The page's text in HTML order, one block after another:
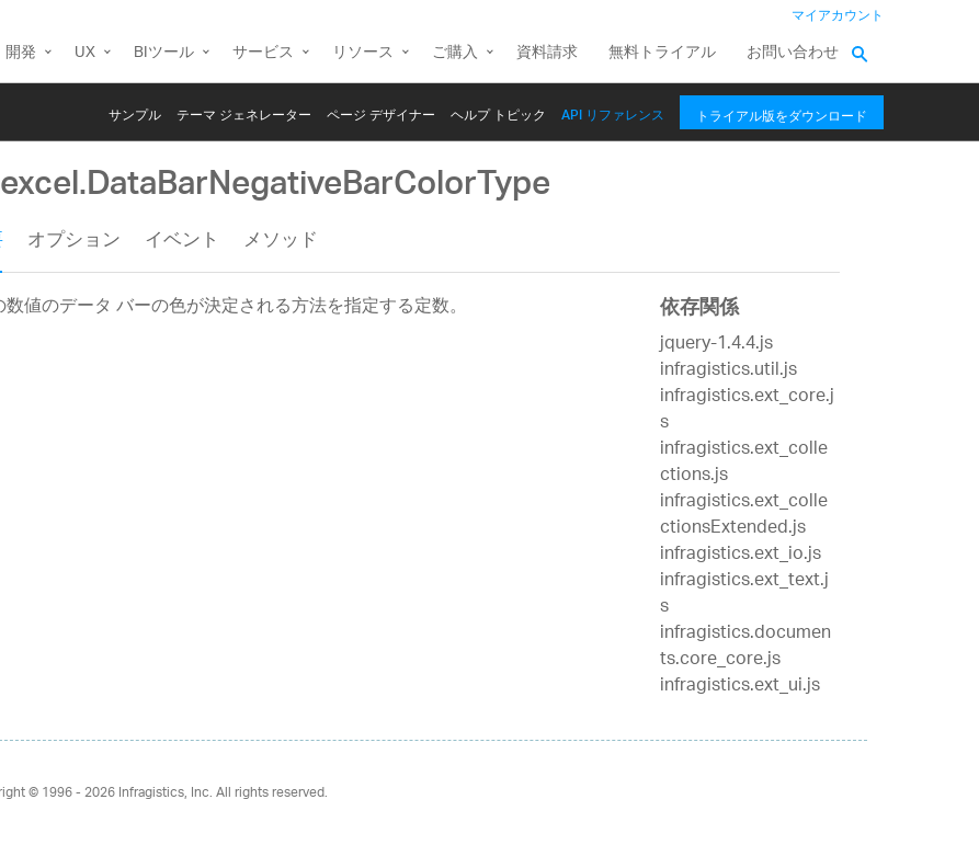
マイアカウント
開発 UX BIツール サービス リソース ご購入 資料請求 無料トライアル お問い合わせ
サンプル テーマ ジェネレーター ページ デザイナー ヘルプ トピック API リファレンス トライアル版をダウンロード
オプション イベント メソッド
値のデータ バーの色が決定される方法を指定する定数。 依存関係
jquery-1.4.4.js
infragistics.util.js
infragistics.ext_core.j
s
infragistics.ext_colle
ctions.js
infragistics.ext_colle
ctionsExtended.js
infragistics.ext_io.js
infragistics.ext_text.j
s
infragistics.documen
ts.core_core.js
infragistics.ext_ui.js
© 1996 - 2026Infragistics, Inc. All rights reserved.